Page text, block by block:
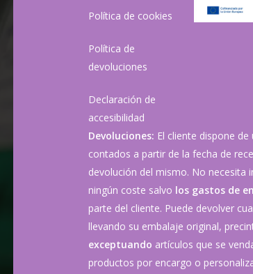
Política de cookies
Política de
devoluciones
Declaración de
accesibilidad
Devoluciones: El cliente dispone
contados a partir de la fecha de
devolución del mismo. No necesita
ningún coste salvo los gastos de
parte del cliente. Puede devolver
llevando su embalaje original,
exceptuando artículos que se
productos por encargo o